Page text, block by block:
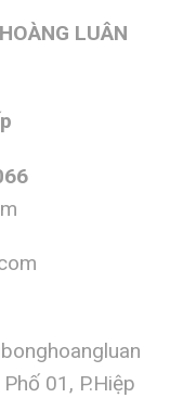
LUÂN
01, P.Hiệp